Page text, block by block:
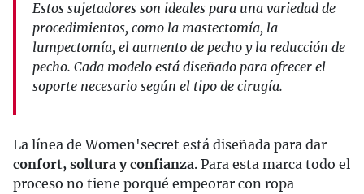
Estos sujetadores son ideales para una variedad de
procedimientos, como la mastectomía, la
lumpectomía, el aumento de pecho y la reducción de
pecho. Cada modelo está diseñado para ofrecer el
soporte necesario según el tipo de cirugía.
La línea de Women'secret está diseñada para dar
confort, soltura y confianza. Para esta marca todo el
proceso no tiene porqué empeorar con ropa